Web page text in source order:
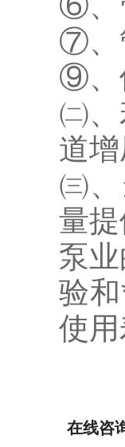
⑦、
⑨、
㈡
道
㈢
量
泵
验
使
在线咨